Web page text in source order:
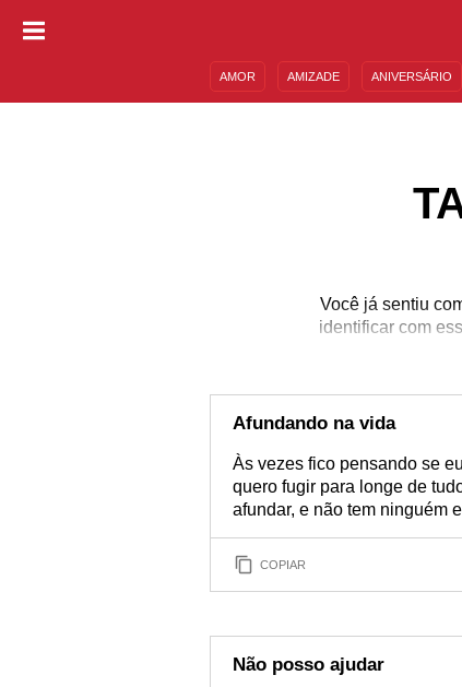
AMOR AMIZADE ANIVERSÁRIO
Você já sentiu
identificar com
Afundando na vida
Às vezes fico pensando se
quero fugir para longe de
afundar, e não tem ninguém
COPIAR
Não posso ajudar